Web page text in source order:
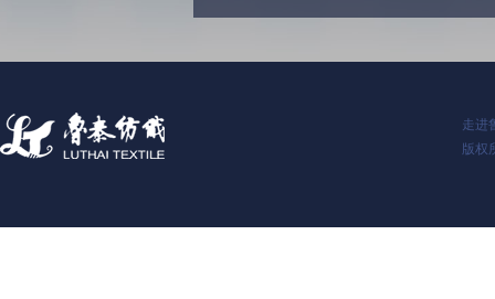
走进
版权